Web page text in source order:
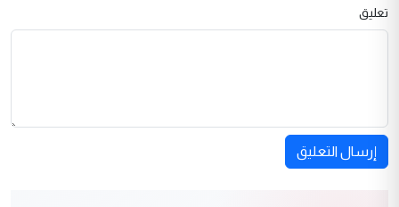
تعليق
إرسال التعليق